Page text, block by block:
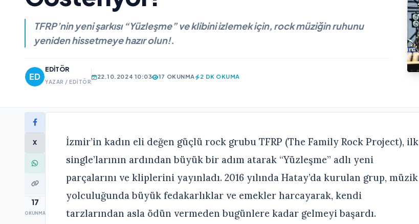
TFRP’nin yeni şarkısı “Yüzleşme” ve klibini izlemek için, rock müziğin ruhunu
yeniden hissetmeye hazır olun!.
EDITÖR
YAZAR / EDITÖR
22.10.2024 10:03 17 OKUNMA 2 DK OKUMA
X
17
OKUNMA
İzmir’in kadın eli değen güçlü rock grubu TFRP (The Family Rock Project), ilk
single’larının ardından büyük bir adım atarak “Yüzleşme” adlı yeni
parçalarını ve kliplerini yayınladı. 2016 yılında Hatay’da kurulan grup, müzik
yolculuğunda büyük fedakarlıklar ve emekler harcayarak, kendi
tarzlarından asla ödün vermeden bugünlere kadar gelmeyi başardı.